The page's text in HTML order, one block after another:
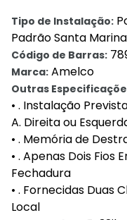
Tipo de Instalação:
Padrão Santa
Código de Barras:
Marca: Amelco
Outras
• . Instalação
A. Direita ou
• . Memória de
• . Apenas Dois Fios
Fechadura
• . Fornecidas Duas
Local